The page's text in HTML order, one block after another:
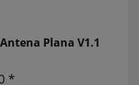
Plana V1.1
*